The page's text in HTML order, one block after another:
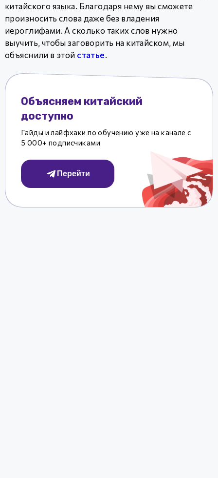
китайского языка. Благодаря нему вы сможете
произносить слова даже без владения
иероглифами. А сколько таких слов нужно
выучить, чтобы заговорить на китайском, мы
объяснили в этой статье.
Объясняем китайский
доступно
Гайды и лайфхаки по обучению уже на канале с
5 000+ подписчиками
Перейти